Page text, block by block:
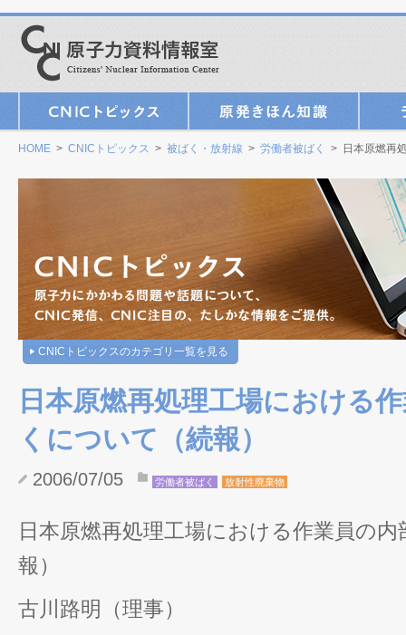
HOME > CNICトピックス > 被ばく・放射線 > 労働者被ばく > 日本原燃再
CNICトピックスのカテゴリ一覧を見る
日本原燃再処理工場における
くについて（続報）
2006/07/05 労働者被ばく 放射性廃棄物
日本原燃再処理工場における作業員の
報）
古川路明（理事）